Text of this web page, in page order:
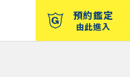
預約鑑定
由此進入